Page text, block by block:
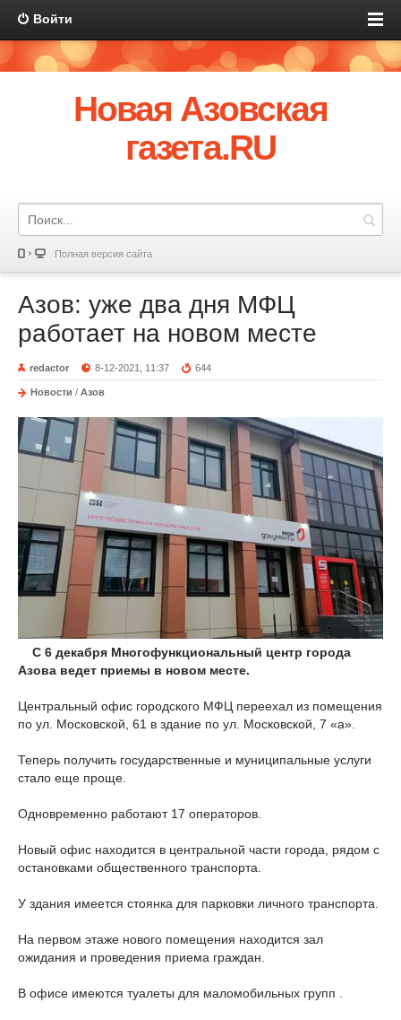
Войти
Новая Азовская
газета.RU
Полная версия сайта
Азов: уже два дня МФЦ
работает на новом месте
redactor 8-12-2021, 11:37 644
Новости / Азов
С 6 декабря Многофункциональный центр города
Азова ведет приемы в новом месте.
Центральный офис городского МФЦ переехал из помещения
по ул. Московской, 61 в здание по ул. Московской, 7 «а».
Теперь получить государственные и муниципальные услуги
стало еще проще.
Одновременно работают 17 операторов.
Новый офис находится в центральной части города, рядом с
остановками общественного транспорта.
У здания имеется стоянка для парковки личного транспорта.
На первом этаже нового помещения находится зал
ожидания и проведения приема граждан.
В офисе имеются туалеты для маломобильных групп .